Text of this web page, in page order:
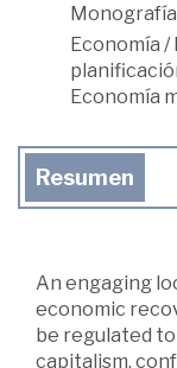
Economía /
Economía
Resumen
An engaging
economic
be regulated
capitalism,